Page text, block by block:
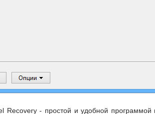
Recovery - простой и удобной